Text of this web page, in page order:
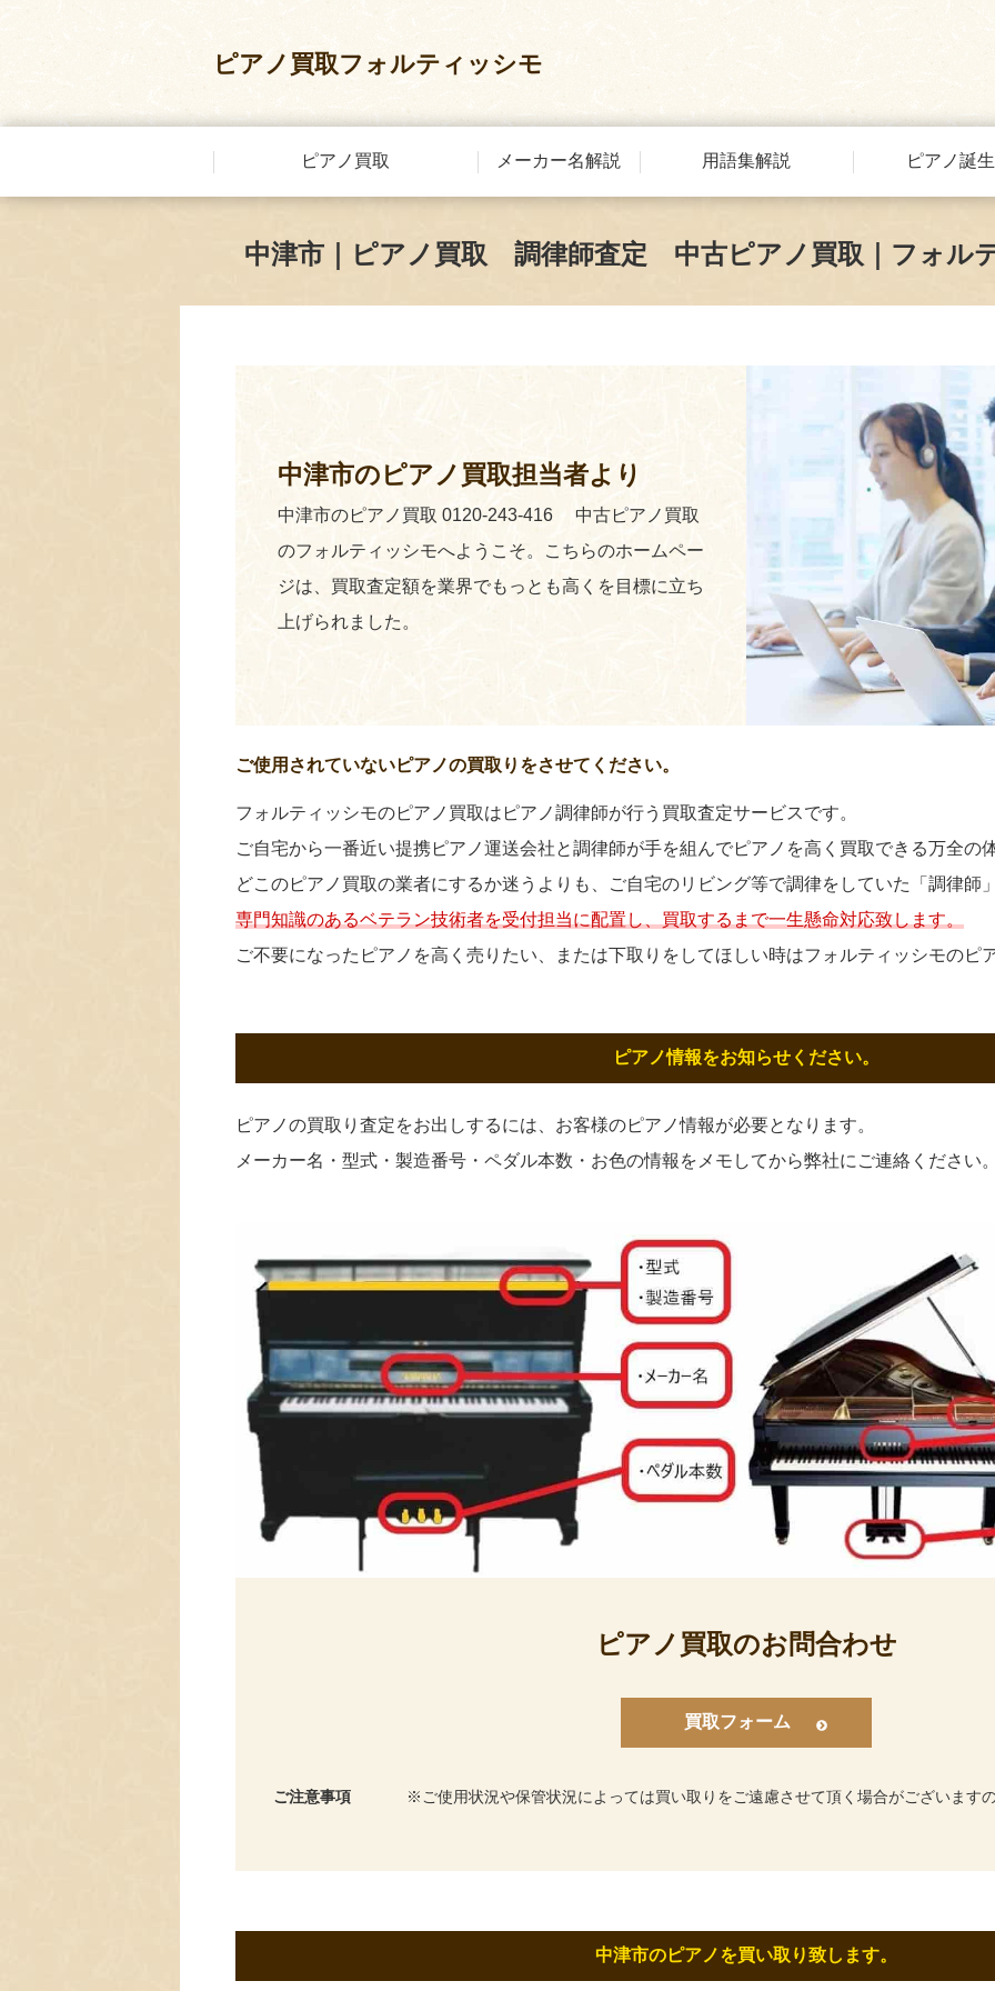
ピアノ買取フォルティッシモ
ピアノ買取 メーカー名解説 用語集解説 ピアノ誕
中津市｜ピアノ買取 調律師査定 中古ピアノ買取｜フォル
中津市のピアノ買取担当者より
中津市のピアノ買取 0120-243-416 中古ピアノ買取
のフォルティッシモへようこそ。こちらのホームペー
ジは、買取査定額を業界でもっとも高くを目標に立ち
上げられました。
ご使用されていないピアノの買取りをさせてください。
フォルティッシモのピアノ買取はピアノ調律師が行う買取査定サービスです。
ご自宅から一番近い提携ピアノ運送会社と調律師が手を組んでピアノを高く買取できる万全の
どこのピアノ買取の業者にするか迷うよりも、ご自宅のリビング等で調律をしていた「調律師
専門知識のあるベテラン技術者を受付担当に配置し、買取するまで一生懸命対応致します。
ご不要になったピアノを高く売りたい、または下取りをしてほしい時はフォルティッシモのピ
ピアノ情報をお知らせください。
ピアノの買取り査定をお出しするには、お客様のピアノ情報が必要となります。
メーカー名・型式・製造番号・ペダル本数・お色の情報をメモしてから弊社にご連絡ください
ピアノ買取のお問合わせ
買取フォーム
ご注意事項 ご使用状況や保管状況によっては買い取りをご遠慮させて頂く場合がございます
中津市のピアノを買い取り致します。